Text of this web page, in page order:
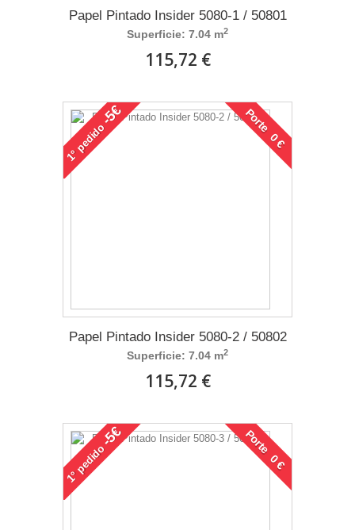
Papel Pintado Insider 5080-1 / 50801
Superficie: 7.04 m2
115,72 €
1°
pedido
-5€ Porte 0 €
Papel Pintado Insider 5080-2 / 50802
Superficie: 7.04 m2
115,72 €
1°
pedido
-5€ Porte 0 €